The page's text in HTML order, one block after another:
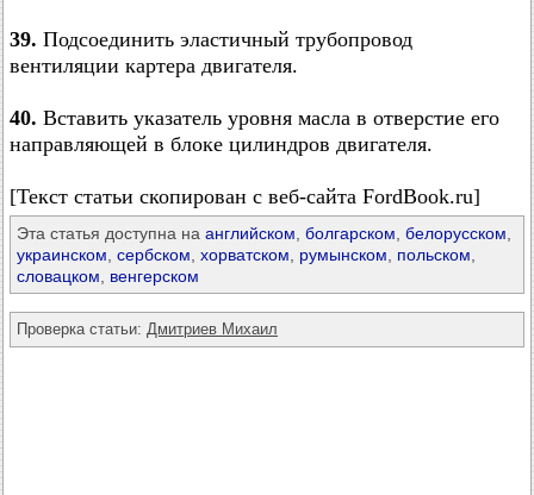
39. Подсоединить эластичный трубопровод
вентиляции картера двигателя.
40. Вставить указатель уровня масла в отверстие его
направляющей в блоке цилиндров двигателя.
[Текст статьи скопирован с веб-сайта FordBook.ru]
Эта статья доступна на английском болгарском белорусском
украинском сербском хорватском румынском польском
словацком
венгерском
Проверка статьи: Дмитриев Михаил